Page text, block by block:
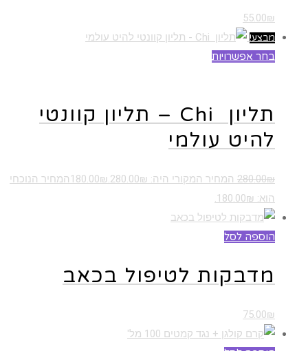
55.00₪
מבצע!
בחר אפשרויות
תליון Chi – תליון קוונטי
להיט עולמי
280.00₪ המחיר המקורי היה: 280.00₪. 180.00₪
המחיר הנוכחי
הוא: 180.00₪.
הוספה לסל
מדבקות לטיפול בכאב
75.00₪